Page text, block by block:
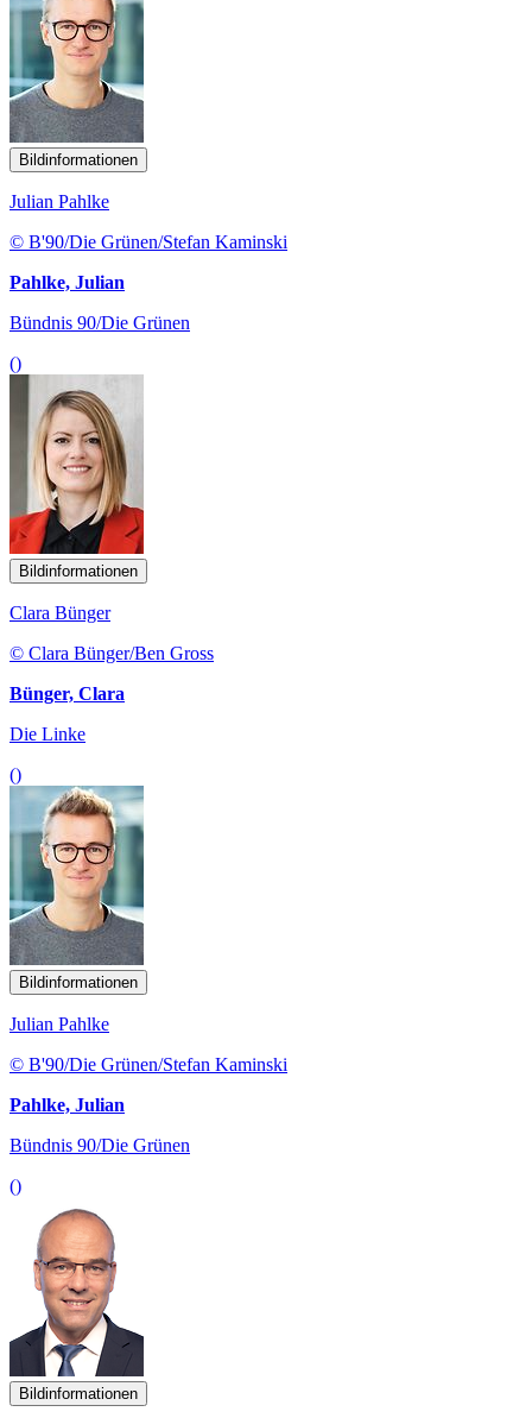
Bildinformationen
Julian Pahlke
© B'90/Die Grünen/Stefan Kaminski
Pahlke, Julian
Bündnis 90/Die Grünen
()
Bildinformationen
Clara Bünger
© Clara Bünger/Ben Gross
Bünger, Clara
Die Linke
()
Bildinformationen
Julian Pahlke
© B'90/Die Grünen/Stefan Kaminski
Pahlke, Julian
Bündnis 90/Die Grünen
()
Bildinformationen